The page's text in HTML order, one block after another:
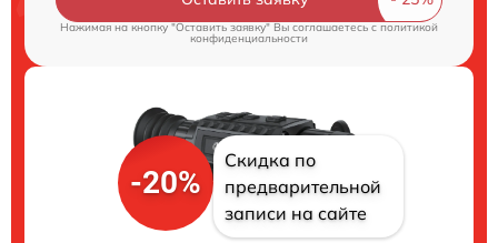
Нажимая на кнопку "Оставить заявку" Вы соглашаетесь c политикой
конфиденциальности
-20%
Скидка по
предварительной
записи на сайте